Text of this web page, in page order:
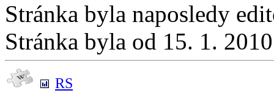
Stránka byla naposledy
Stránka byla od 15. 1.
RS